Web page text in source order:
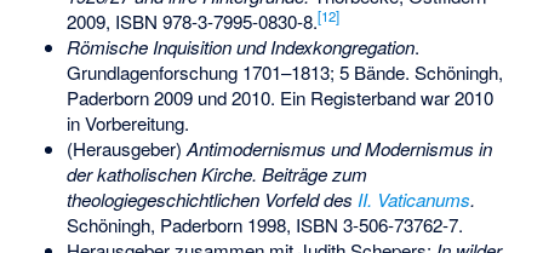
2009, ISBN 978-3-7995-0830-8.[12]
Römische Inquisition und Indexkongregation.
Grundlagenforschung 1701–1813; 5 Bände. Schöningh,
Paderborn 2009 und 2010. Ein Registerband war 2010
in Vorbereitung.
(Herausgeber) Antimodernismus und Modernismus in
der katholischen Kirche. Beiträge zum
theologiegeschichtlichen Vorfeld des II. Vaticanums.
Schöningh, Paderborn 1998, ISBN 3-506-73762-7.